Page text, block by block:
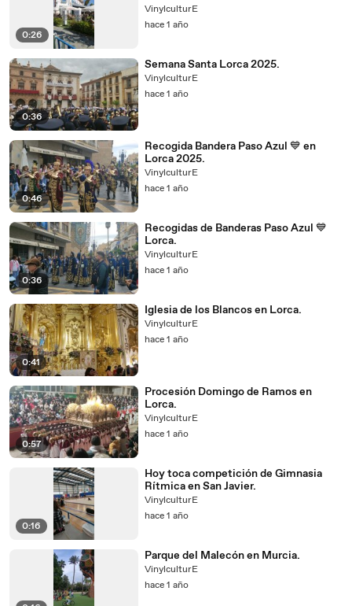
0:26
VinylculturE
hace 1 año
0:36
Semana Santa Lorca 2025.
VinylculturE
hace 1 año
0:46
Recogida Bandera Paso Azul 💙 en
Lorca 2025.
VinylculturE
hace 1 año
0:36
Recogidas de Banderas Paso Azul 💙
Lorca.
VinylculturE
hace 1 año
0:41
Iglesia de los Blancos en Lorca.
VinylculturE
hace 1 año
0:57
Procesión Domingo de Ramos en
Lorca.
VinylculturE
hace 1 año
0:16
Hoy toca competición de Gimnasia
Rítmica en San Javier.
VinylculturE
hace 1 año
Parque del Malecón en Murcia.
VinylculturE
hace 1 año